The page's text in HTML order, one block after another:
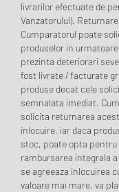
livrarilor efectuate de
Vanzatorului).
Cumparatorul poate
produselor in
prezinta deteriorari
fost livrate / facturate
produse decat cele
semnalata imediat.
solicita returnarea
inlocuire, iar daca
stoc, poate opta pentru
rambursarea integrala
se agreeaza inlocuirea
valoare mai mare, va